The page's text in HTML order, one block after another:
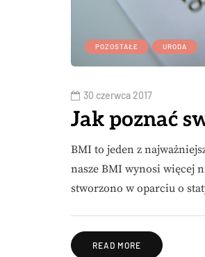
POZOSTAŁE URODA
30 czerwca 2017
Jak poznać
BMI to jeden z
nasze BMI wynosi więcej
stworzono w oparciu o
READ MORE